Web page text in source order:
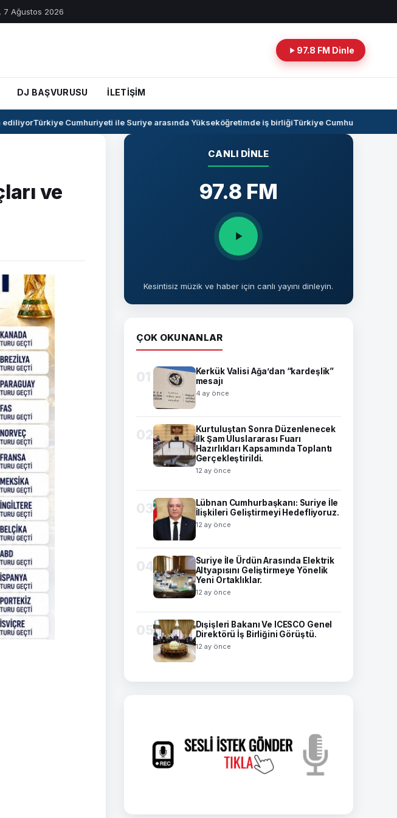
7 Ağustos 2026
97.8 FM Dinle
DJ BAŞVURUSU İLETİŞİM
Türkiye Cumhuriyeti ile Suriye arasında Yükseköğretimde iş birliğiTürkiye Cumhuriyeti -Irak
ve
CANLI DINLE
97.8 FM
Kesintisiz müzik ve haber için canlı yayını dinleyin.
ÇOK OKUNANLAR
01
Kerkük Valisi Ağa’dan “kardeşlik”
mesajı
4 ay önce
02
Kurtuluştan Sonra Düzenlenecek
İlk Şam Uluslararası Fuarı
Hazırlıkları Kapsamında Toplantı
Gerçekleştirildi.
12 ay önce
03
Lübnan Cumhurbaşkanı: Suriye İle
İlişkileri Geliştirmeyi Hedefliyoruz.
12 ay önce
04
Suriye İle Ürdün Arasında Elektrik
Altyapısını Geliştirmeye Yönelik
Yeni Ortaklıklar.
12 ay önce
05
Dışişleri Bakanı Ve ICESCO Genel
Direktörü İş Birliğini Görüştü.
12 ay önce